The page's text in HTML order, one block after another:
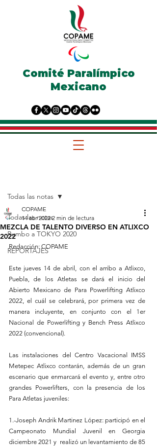
Comité Paralímpico
Mexicano
Todas las notas
Rumbo a TOKYO 2020
REPORTAJES
Todas las notas
MEZCLA DE TALENTO DIVERSO EN ATLIXCO
2022
COPAME
14 abr 2022 2 min de lectura
Redacción: COPAME
Este jueves 14 de abril, con el arribo a Atlixco,
Puebla, de los Atletas se dará el inicio del
Abierto Mexicano de Para Powerlifting Atlixco
2022, el cuál se celebrará, por primera vez de
manera incluyente, en conjunto con el 1er
Nacional de Powerlifting y Bench Press Atlixco
2022 (convencional).
Las instalaciones del Centro Vacacional IMSS
Metepec Atlixco contarán, además de un gran
escenario que enmarcará el evento y, entre otro
grandes Powerlifters, con la presencia de los
Para Atletas juveniles:
1.-Joseph Andrik Martinez López: participó en el
Campeonato Mundial Juvenil en Georgia
diciembre 2021 y  realizó un levantamiento de 85